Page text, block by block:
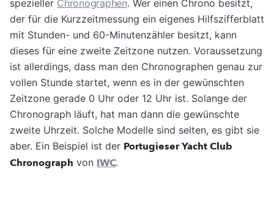
spezieller Chronographen. Wer einen Chrono besitzt,
der für die Kurzzeitmessung ein eigenes Hilfszifferblatt
mit Stunden- und 60-Minutenzähler besitzt, kann
dieses für eine zweite Zeitzone nutzen. Voraussetzung
ist allerdings, dass man den Chronographen genau zur
vollen Stunde startet, wenn es in der gewünschten
Zeitzone gerade 0 Uhr oder 12 Uhr ist. Solange der
Chronograph läuft, hat man dann die gewünschte
zweite Uhrzeit. Solche Modelle sind selten, es gibt sie
aber. Ein Beispiel ist der Portugieser Yacht Club
Chronograph von IWC.